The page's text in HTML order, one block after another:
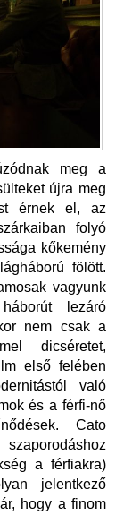
meg a
újra meg
érnek el, az
folyó
kőkemény
fölött.
vagyunk
lezáró
nem csak a
dicséretet,
első felében
való
és a férfi-nő
Cato
a férfiakra)
jelentkező
hogy a finom